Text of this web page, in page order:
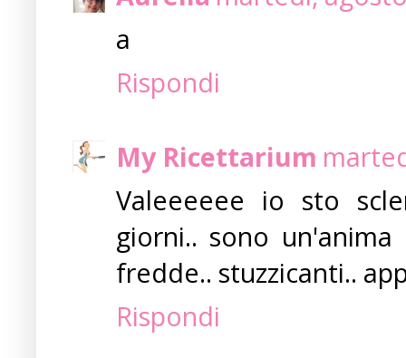
a
Rispondi
My Ricettarium
Valeeeeee io sto
giorni.. sono
fredde.. stuzzicanti..
Rispondi